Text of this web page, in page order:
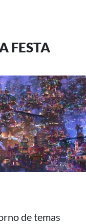
FESTA
de temas